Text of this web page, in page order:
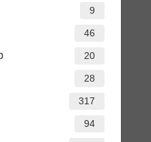
9
46
20
28
317
94